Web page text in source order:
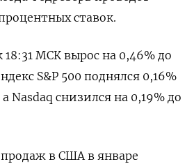
ставок.
18:31 МСК вырос на 0,46% до
S&P 500 поднялся 0,16%
Nasdaq снизился на 0,19% до
в США в январе